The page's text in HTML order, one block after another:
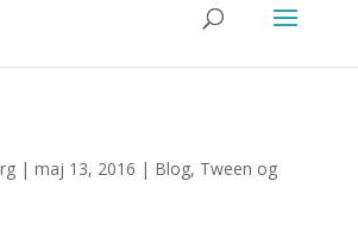
| maj 13, 2016 | Blog, Tween og